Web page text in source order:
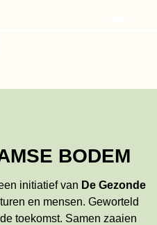
BODEM
initiatief van De Gezonde
en mensen. Geworteld
toekomst. Samen zaaien